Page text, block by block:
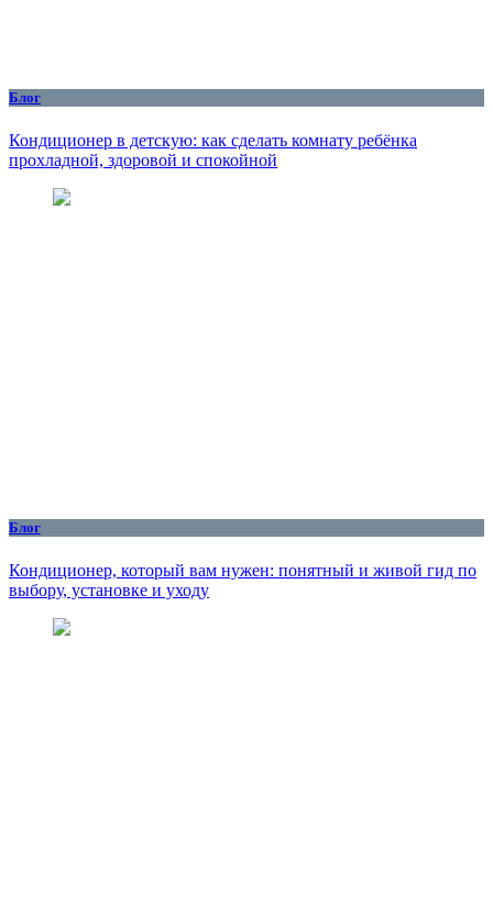
Блог
Кондиционер в детскую: как сделать комнату ребёнка
прохладной, здоровой и спокойной
Блог
Кондиционер, который вам нужен: понятный и живой гид по
выбору, установке и уходу